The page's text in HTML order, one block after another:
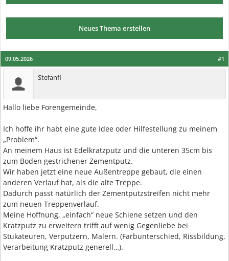
Neues Thema erstellen
#1
09.05.2026
Stefanfl
Hallo liebe Forengemeinde,
Ich hoffe ihr habt eine gute Idee oder Hilfestellung zu meinem
„Problem“.
An meinem Haus ist Edelkratzputz und die unteren 35cm bis
zum Boden gestrichener Zementputz.
Wir haben jetzt eine neue Außentreppe gebaut, die einen
anderen Verlauf hat, als die alte Treppe.
Dadurch passt natürlich der Zementputzstreifen nicht mehr
zum neuen Treppenverlauf.
Meine Hoffnung, „einfach“ neue Schiene setzen und den
Kratzputz zu erweitern trifft auf wenig Gegenliebe bei
Stukateuren, Verputzern, Malern. (Farbunterschied, Rissbildung,
Verarbeitung Kratzputz generell…).